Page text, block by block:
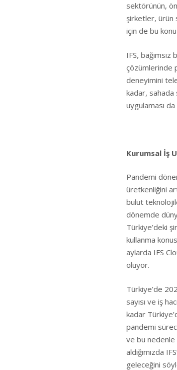
sektörünün,
şirketler, ürün
için de bu
IFS,
çözümlerinde
deneyimini
kadar, sahada
uygulaması
Kurumsal İş
Pandemi
üretkenliğini
bulut
dönemde
Türkiye’deki
kullanma
aylarda IFS
oluyor.
Türkiye’de
sayısı ve iş
kadar
pandemi
ve bu nedenle
aldığımızda
geleceğini